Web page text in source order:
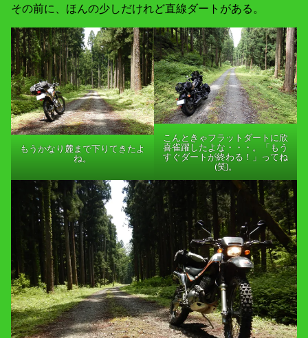
その前に、ほんの少しだけれど直線ダートがある。
もうかなり麓まで下りてきたよ
ね。
こんときゃフラットダートに欣
喜雀躍したよな・・・。「もう
すぐダートが終わる！」ってね
(笑)。